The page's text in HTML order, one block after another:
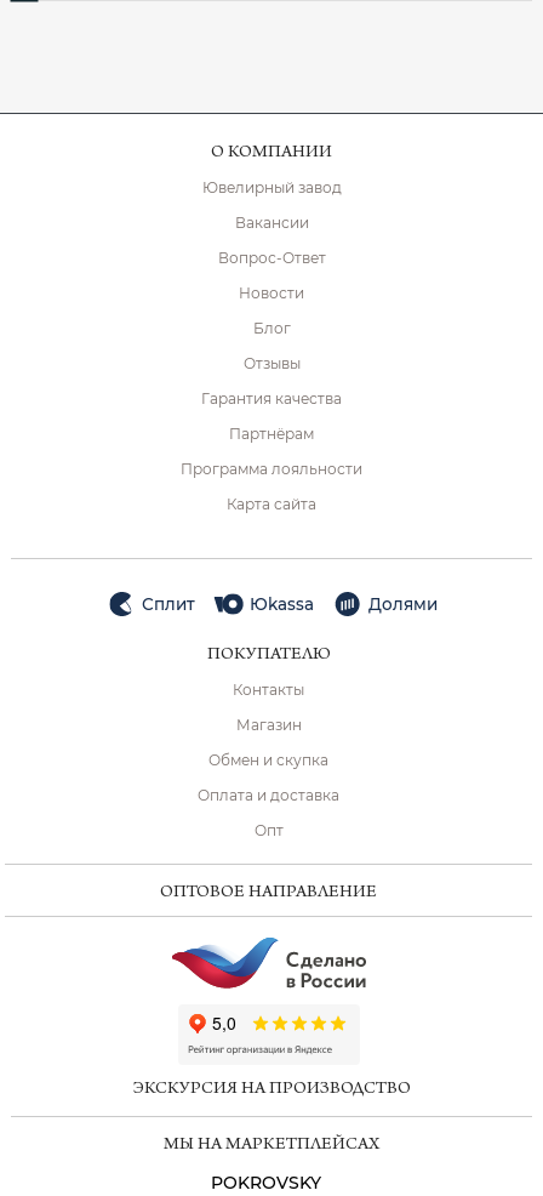
О КОМПАНИИ
Ювелирный завод
Вакансии
Вопрос-Ответ
Новости
Блог
Отзывы
Гарантия качества
Партнёрам
Программа лояльности
Карта сайта
Сплит Юkassa Долями
ПОКУПАТЕЛЮ
Контакты
Магазин
Обмен и скупка
Оплата и доставка
Опт
ОПТОВОЕ НАПРАВЛЕНИЕ
ЭКСКУРСИЯ НА ПРОИЗВОДСТВО
МЫ НА МАРКЕТПЛЕЙСАХ
POKROVSKY